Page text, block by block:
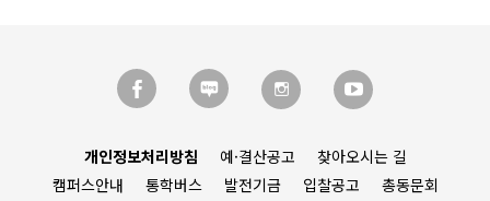
개인정보처리방침 예·결산공고
찾아오시는 길
캠퍼스안내
통학버스 발전기금 입찰공고
총동문회